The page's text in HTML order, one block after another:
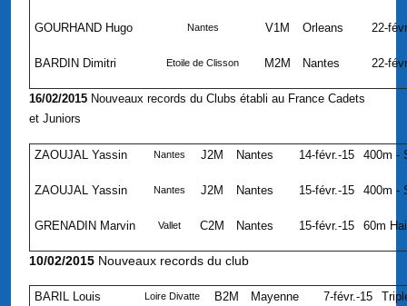
GOURHAND Hugo Nantes V1M Orleans 22-
BARDIN Dimitri Etoile de Clisson M2M Nantes 22-
16/02/2015 Nouveaux records du Clubs établi au France Cadets
et Juniors
ZAOUJAL Yassin Nantes J2M Nantes 14-févr.-15 400m -
ZAOUJAL Yassin Nantes J2M Nantes 15-févr.-15 400m -
GRENADIN Marvin Vallet C2M Nantes 15-févr.-15 60m
10/02/2015 Nouveaux records du club
BARIL Louis Loire Divatte B2M Mayenne 7-févr.-15